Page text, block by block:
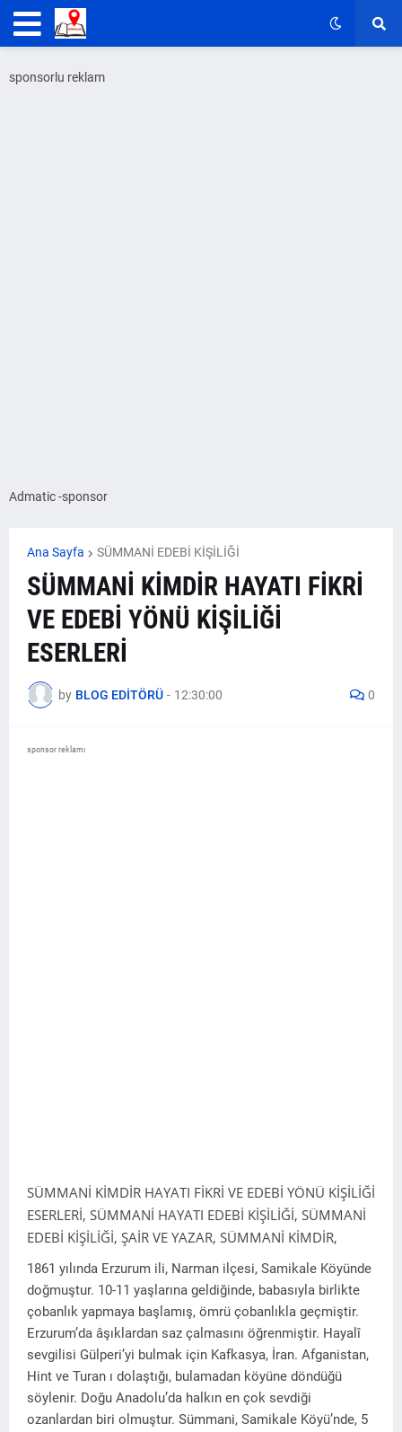
sponsorlu reklam
Admatic -sponsor
Ana Sayfa SÜMMANİ EDEBİ KİŞİLİĞİ
SÜMMANİ KİMDİR HAYATI FİKRİ
VE EDEBİ YÖNÜ KİŞİLİĞİ
ESERLERİ
by BLOG EDİTÖRÜ - 12:30:00 0
sponsor reklamı
SÜMMANİ KİMDİR HAYATI FİKRİ VE EDEBİ YÖNÜ KİŞİLİĞİ
ESERLERİ, SÜMMANİ HAYATI EDEBİ KİŞİLİĞİ, SÜMMANİ
EDEBİ KİŞİLİĞİ, ŞAİR VE YAZAR, SÜMMANİ KİMDİR,
1861 yılında Erzurum ili, Narman ilçesi, Samikale Köyünde
doğmuştur. 10-11 yaşlarına geldiğinde, babasıyla birlikte
çobanlık yapmaya başlamış, ömrü çobanlıkla geçmiştir.
Erzurum’da âşıklardan saz çalmasını öğrenmiştir. Hayalî
sevgilisi Gülperi’yi bulmak için Kafkasya, İran. Afganistan,
Hint ve Turan ı dolaştığı, bulamadan köyüne döndüğü
söylenir. Doğu Anadolu’da halkın en çok sevdiği
ozanlardan biri olmuştur. Sümmani, Samikale Köyü’nde, 5